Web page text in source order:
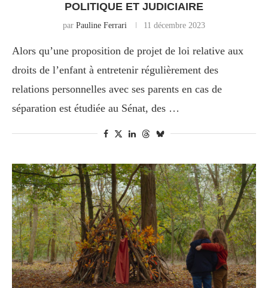
POLITIQUE ET JUDICIAIRE
par Pauline Ferrari 11 décembre 2023
Alors qu’une proposition de projet de loi relative aux
droits de l’enfant à entretenir régulièrement des
relations personnelles avec ses parents en cas de
séparation est étudiée au Sénat, des …